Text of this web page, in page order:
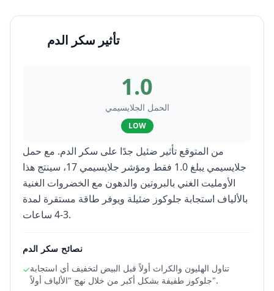
تأثير سكر الدم
1.0
الحمل الجلايسيمي
LOW
من المتوقع تأثير ضئيل جدًا على سكر الدم. مع حمل
جلايسيمي يبلغ 1.0 فقط ومؤشر جلايسيمي 17، سينتج هذا
الأومليت الغني بالبروتين والدهون مع الخضروات الغنية
بالألياف استجابة جلوكوز ضئيلة ويوفر طاقة مستقرة لمدة
3-4 ساعات.
نصائح سكر الدم
✓تناول الهليون والكراث أولاً قبل البيض لتخفيف أي استجابة
جلوكوز طفيفة بشكل أكبر من خلال نهج "الألياف أولاً".